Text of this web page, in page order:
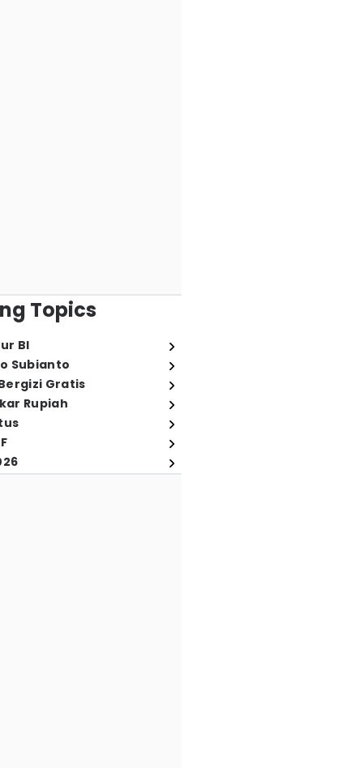
Topics
BI
Subianto
Gratis
Rupiah